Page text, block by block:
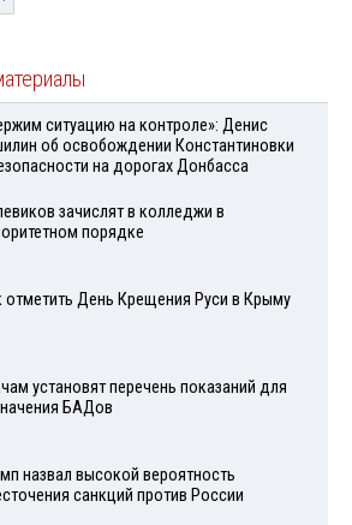
ситуацию на контроле»: Денис
об освобождении Константиновки
на дорогах Донбасса
зачислят в колледжи в
порядке
отметить День Крещения Руси в Крыму
установят перечень показаний для
БАДов
назвал высокой вероятность
санкций против России